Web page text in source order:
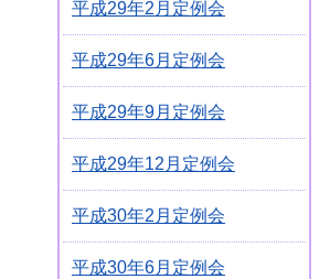
平成29年2月定例会
平成29年6月定例会
平成29年9月定例会
平成29年12月定例会
平成30年2月定例会
平成30年6月定例会